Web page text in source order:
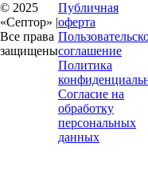
© 2025
«Септор» |
Все права
защищены
Публичная
оферта
соглашение
Политика
Согласие на
обработку
персональных
данных